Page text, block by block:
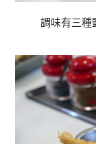
調味有三種